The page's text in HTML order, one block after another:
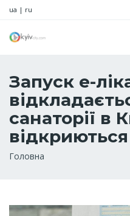
ua | ru
Запуск е-
санаторії в
відкриються
Рядок
Головна